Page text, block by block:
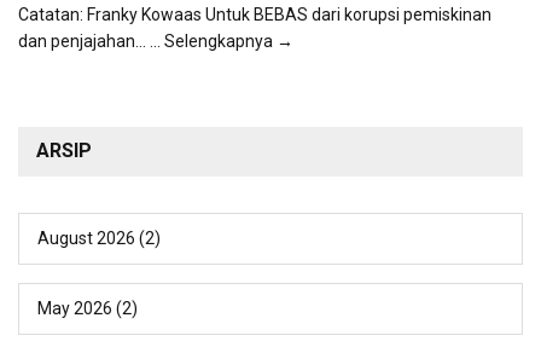
Catatan: Franky Kowaas Untuk BEBAS dari korupsi pemiskinan
dan penjajahan...
... Selengkapnya →
ARSIP
August 2026 (2)
May 2026 (2)